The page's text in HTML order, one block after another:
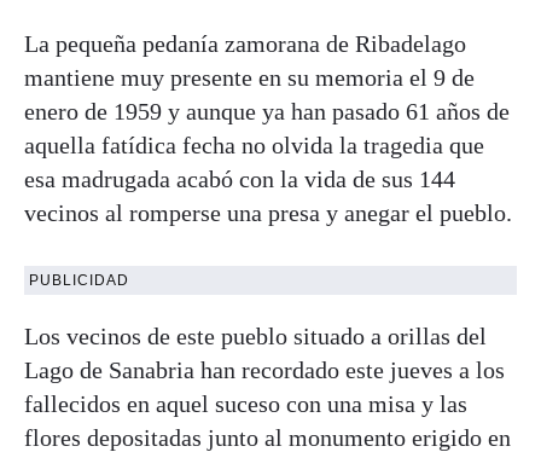
La pequeña pedanía zamorana de Ribadelago
mantiene muy presente en su memoria el 9 de
enero de 1959 y aunque ya han pasado 61 años de
aquella fatídica fecha no olvida la tragedia que
esa madrugada acabó con la vida de sus 144
vecinos al romperse una presa y anegar el pueblo.
PUBLICIDAD
Los vecinos de este pueblo situado a orillas del
Lago de Sanabria han recordado este jueves a los
fallecidos en aquel suceso con una misa y las
flores depositadas junto al monumento erigido en